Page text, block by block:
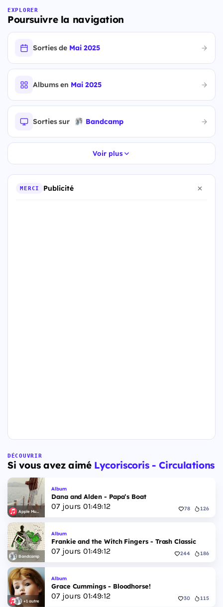
EXPLORER
Poursuivre la navigation
Sorties de Mai 2025
Albums en Mai 2025
Sorties sur Bandcamp
Voir plus
MERCI Publicité
DÉCOUVRIR
Si vous avez aimé Lycoriscoris - Circulations
Apple Music
Album
Dana and Alden - Papa’s Boat
07jours 01:49:11 78 126
Bandcamp
Album
Frankie and the Witch Fingers - Trash Classic
07jours 01:49:11 244 186
+1 autre
Album
Grace Cummings - Bloodhorse!
07jours 01:49:11 30 115